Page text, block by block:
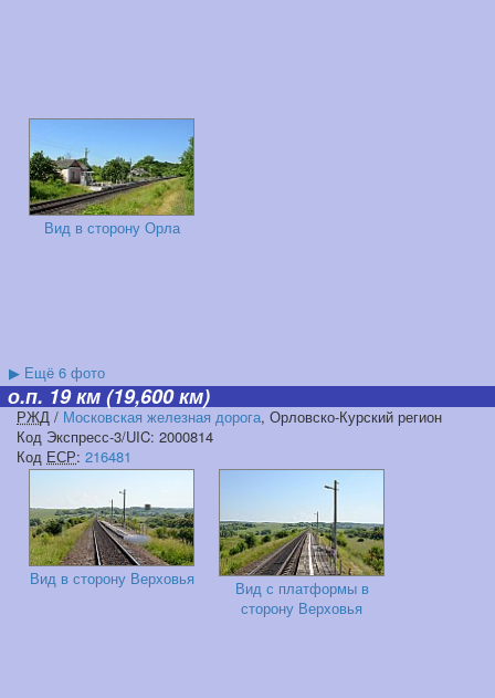
Вид в сторону Орла
▶ Ещё 6 фото
о.п. 19 км(19,600 км)
РЖД / Московская железная дорога, Орловско-Курский регион
Код Экспресс-3/UIC: 2000814
Код ЕСР: 216481
Вид в сторону Верховья
Вид с платформы в
сторону Верховья